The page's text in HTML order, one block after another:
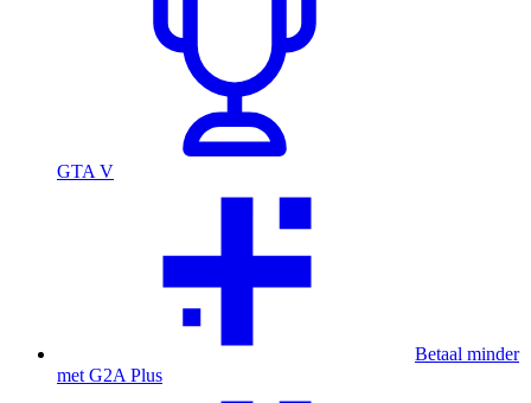
GTA V
Betaal minder
met G2A Plus